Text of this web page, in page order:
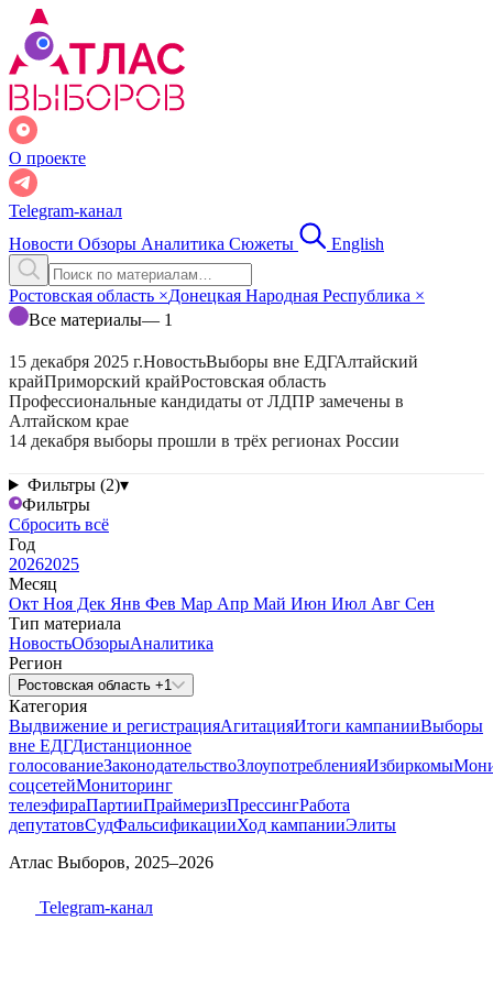
О проекте
Telegram-канал
Новости Обзоры Аналитика Сюжеты English
Ростовская область ×Донецкая Народная Республика ×
Все материалы— 1
15 декабря 2025 г.НовостьВыборы вне ЕДГАлтайский
крайПриморский крайРостовская область
Профессиональные кандидаты от ЛДПР замечены в
Алтайском крае
14 декабря выборы прошли в трёх регионах России
Фильтры (2)▾
Фильтры
Сбросить всё
Год
20262025
Месяц
Окт Ноя Дек Янв Фев Мар Апр Май Июн Июл Авг Сен
Тип материала
НовостьОбзорыАналитика
Регион
Ростовская область +1
Категория
Выдвижение и регистрацияАгитацияИтоги кампанииВыборы
вне ЕДГДистанционное
голосованиеЗаконодательствоЗлоупотребленияИзбиркомы
соцсетейМониторинг
телеэфираПартииПраймеризПрессингРабота
депутатовСудФальсификацииХод кампанииЭлиты
Атлас Выборов, 2025–2026
Telegram-канал